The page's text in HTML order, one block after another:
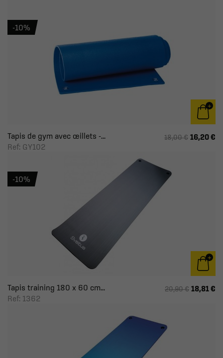
Tapis de gym avec œillets -...
Ref: GY102
18,00 € 16,20 €
-10%
Tapis training 180 x 60 cm...
Ref: 1362
20,90 € 18,81 €
-10%